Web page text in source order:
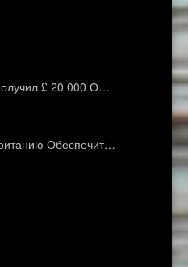
£ 20 000 О…
Обеспечит…